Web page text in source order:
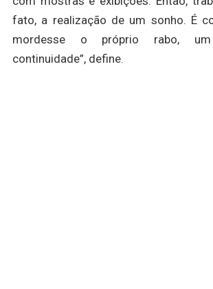
fato, a realização de um sonho. É
mordesse o próprio rabo,
continuidade”, define.